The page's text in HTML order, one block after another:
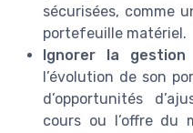
sécurisées, comme
portefeuille matériel.
Ignorer la gestion
l’évolution de son
d’opportunités
cours ou l’offre du